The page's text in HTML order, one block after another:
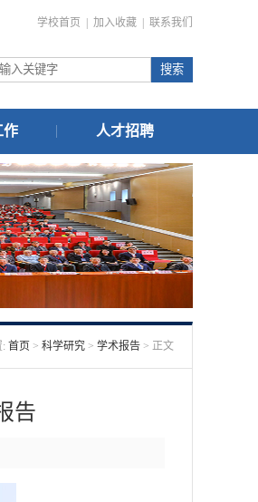
学校首页 加入收藏 联系我们
作 人才招聘
首页 > 科学研究 > 学术报告 > 正文
告